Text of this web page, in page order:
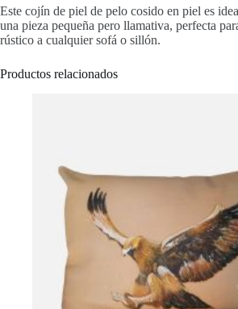
Este cojín de piel de pelo cosido en piel es
una pieza pequeña pero llamativa, perfecta
rústico a cualquier sofá o sillón.
Productos relacionados